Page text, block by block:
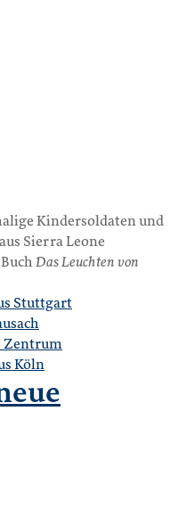
Kindersoldaten und
Sierra Leone
Das Leuchten von
Stuttgart
Zentrum
Köln